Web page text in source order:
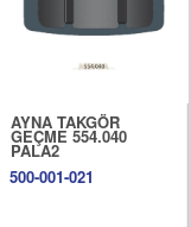
AYNA TAKGÖR
GEÇME 554.040
PALA2
500-001-021